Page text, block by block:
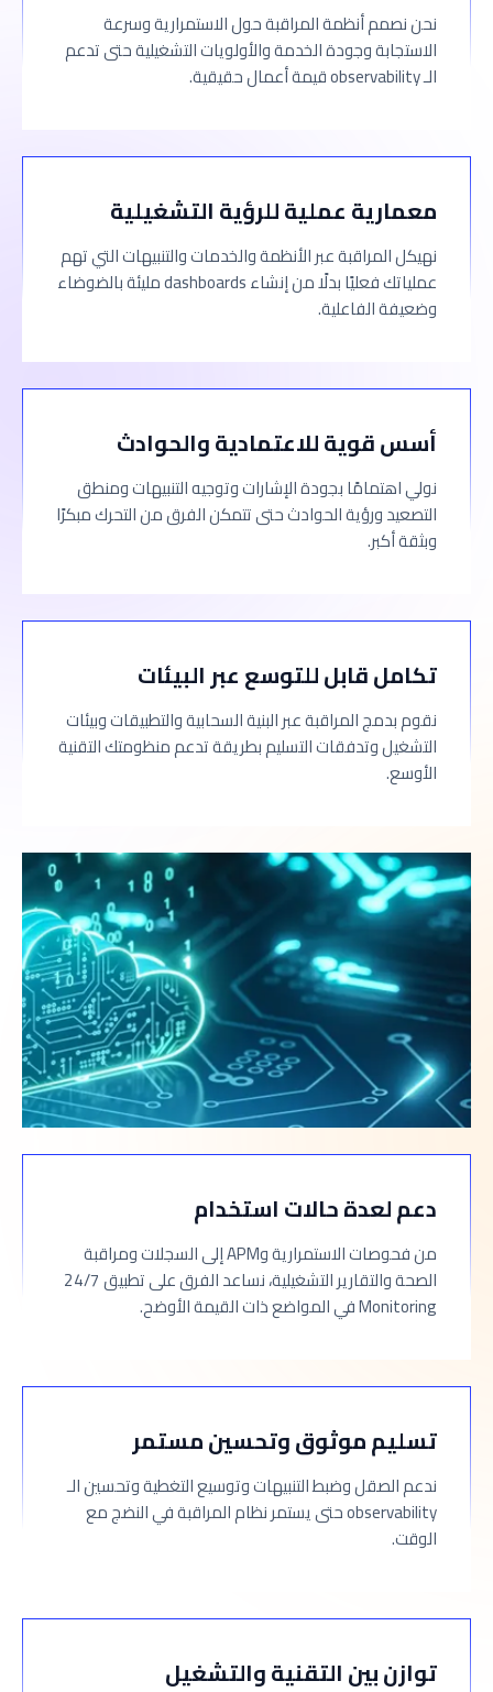
نحن نصمم أنظمة المراقبة حول الاستمرارية وسرعة
الاستجابة وجودة الخدمة والأولويات التشغيلية حتى تدعم
الـ observability قيمة أعمال حقيقية.
معمارية عملية للرؤية التشغيلية
نهيكل المراقبة عبر الأنظمة والخدمات والتنبيهات التي تهم
عملياتك فعليًا بدلًا من إنشاء dashboards مليئة بالضوضاء
وضعيفة الفاعلية.
أسس قوية للاعتمادية والحوادث
نولي اهتمامًا بجودة الإشارات وتوجيه التنبيهات ومنطق
التصعيد ورؤية الحوادث حتى تتمكن الفرق من التحرك مبكرًا
وبثقة أكبر.
تكامل قابل للتوسع عبر البيئات
نقوم بدمج المراقبة عبر البنية السحابية والتطبيقات وبيئات
التشغيل وتدفقات التسليم بطريقة تدعم منظومتك التقنية
الأوسع.
دعم لعدة حالات استخدام
من فحوصات الاستمرارية وAPM إلى السجلات ومراقبة
الصحة والتقارير التشغيلية، نساعد الفرق على تطبيق 24/7
Monitoring في المواضع ذات القيمة الأوضح.
تسليم موثوق وتحسين مستمر
ندعم الصقل وضبط التنبيهات وتوسيع التغطية وتحسين الـ
observability حتى يستمر نظام المراقبة في النضج مع
الوقت.
توازن بين التقنية والتشغيل